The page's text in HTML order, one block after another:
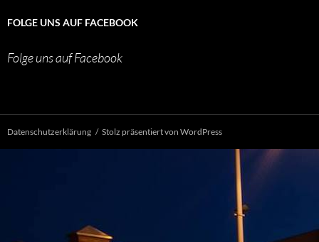
FOLGE UNS AUF FACEBOOK
Folge uns auf Facebook
Datenschutzerklärung Stolz präsentiert von WordPress